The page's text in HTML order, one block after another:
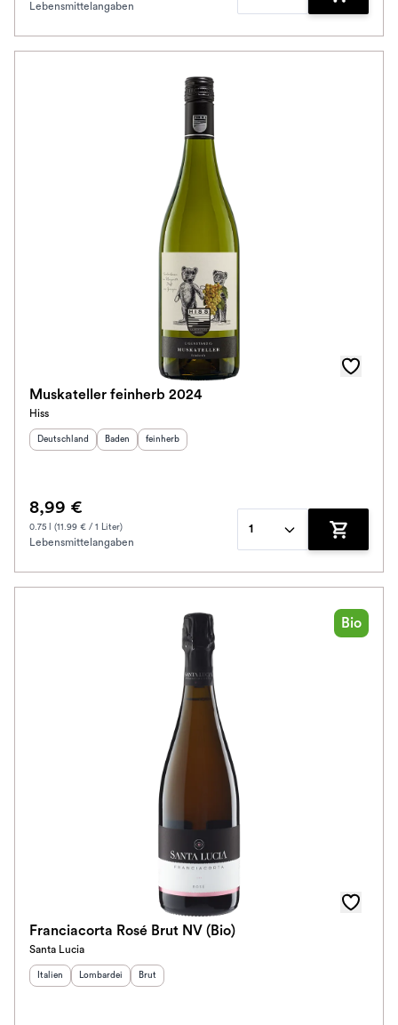
Lebensmittelangaben
Zum
Muskateller feinherb 2024
Hiss
Herkunftsland
Deutschland Herkunftsregion:
Baden Geschmack
feinherb
8,99 €
0.75 l (11.99 € / 1 Liter)
Lebensmittelangaben
1
Zum
Bio
Franciacorta Rosé Brut NV (Bio)
Santa Lucia
Herkunftsland:
Italien Herkunftsregion:
Lombardei Geschmack
Brut